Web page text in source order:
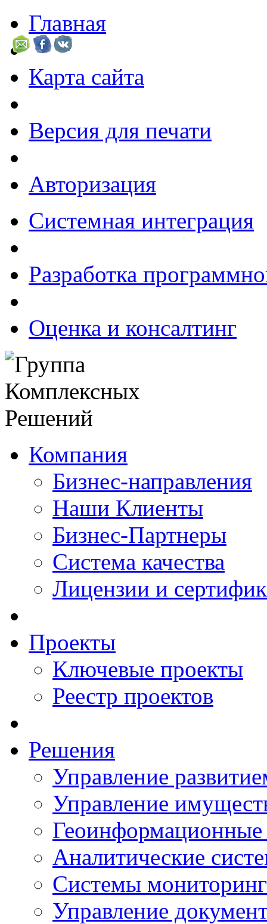
Главная
Карта сайта
Версия для печати
Авторизация
Системная интеграция
Разработка
Оценка и консалтинг
Компания
Бизнес-направления
Наши Клиенты
Бизнес-Партнеры
Система качества
Лицензии и
Проекты
Ключевые проекты
Реестр проектов
Решения
Управление
Управление
Аналитические
Системы
Управление